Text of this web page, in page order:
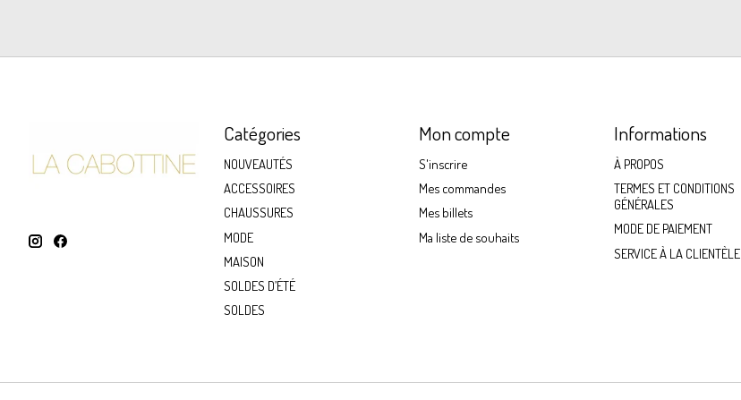
Catégories
NOUVEAUTÉS
ACCESSOIRES
CHAUSSURES
MODE
MAISON
SOLDES D’ÉTÉ
SOLDES
Mon compte
S'inscrire
Mes commandes
Mes billets
Ma liste de souhaits
Informations
À PROPOS
TERMES ET CONDITIONS
GÉNÉRALES
MODE DE PAIEMENT
SERVICE À LA CLIENTÈLE